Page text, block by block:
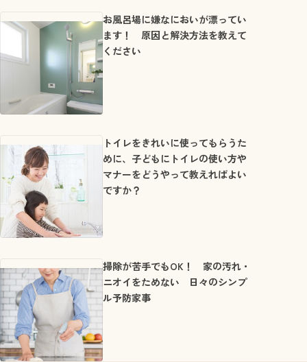
お風呂場に嫌なにおいが漂ってい
ます！ 原因と解決方法を教えて
ください
トイレをきれいに使ってもらうた
めに、子どもにトイレの使い方や
マナーをどうやって教えればよい
ですか？
掃除が苦手でもOK！ 家の汚れ・
ニオイをためない 日々のシンプ
ル予防家事